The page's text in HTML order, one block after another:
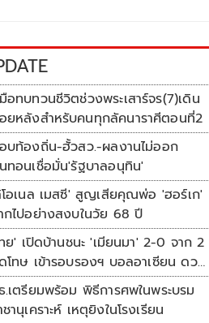
อทบทวนชีวิตช่วงพระเสาร์จร(7)เดิน
ยหลังสำหรับคนทุกลัคนาราศีตอนที่2
บท้องถิ่น-ฮั้วสว.-ผลงานไม่ออก
ทอนเชื่อมั่น'รัฐบาลอนุทิน'
อเนล เมสซี' สูญเสียคุณพ่อ 'ฮอร์เก'
กไปอย่างสงบในวัย 68 ปี
ย' เปิดบ้านชนะ 'เมียนมา' 2-0 จาก 2
โทษ เข้ารอบรองฯ บอลอาเซียน ดวล
คโปร์'
.เตรียมพร้อม พิธีการศพในพระบรม
ชานุเคราะห์ เหตุยิงในโรงเรียน